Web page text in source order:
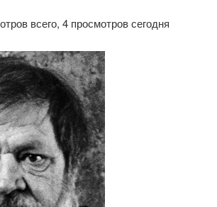
всего, 4 просмотров сегодня